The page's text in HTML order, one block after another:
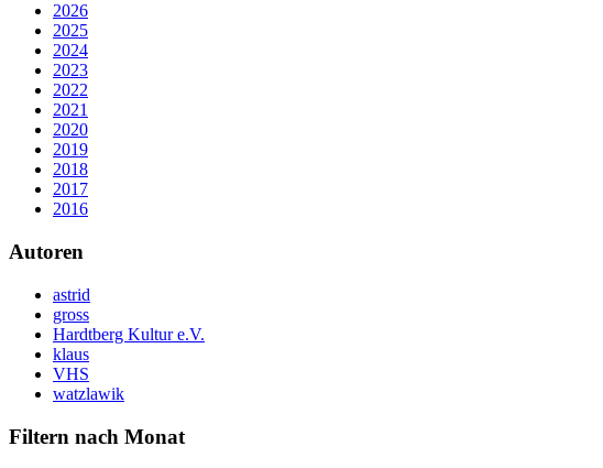
2026
2025
2024
2023
2022
2021
2020
2019
2018
2017
2016
Autoren
astrid
gross
Hardtberg Kultur e.V.
klaus
VHS
watzlawik
Filtern nach Monat